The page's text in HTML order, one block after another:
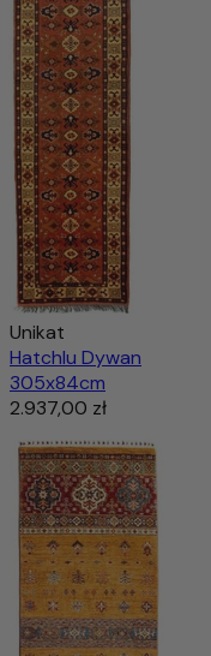
Unikat
Hatchlu Dywan
305x84cm
2.937,00 zł